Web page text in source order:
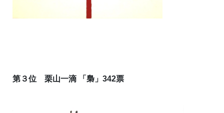
第３位 栗山一滴 「梟」342票